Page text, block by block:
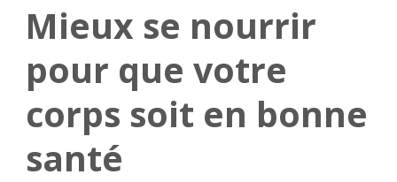
Mieux se nourrir
pour que votre
corps soit en bonne
santé